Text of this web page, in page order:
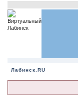
Лабинск.RU